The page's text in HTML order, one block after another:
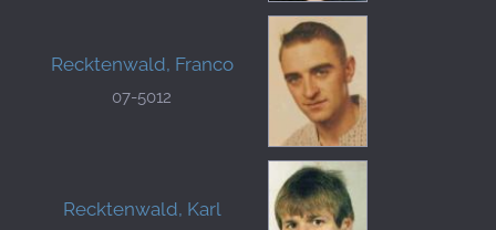
Recktenwald, Franco
07-5012
Recktenwald, Karl